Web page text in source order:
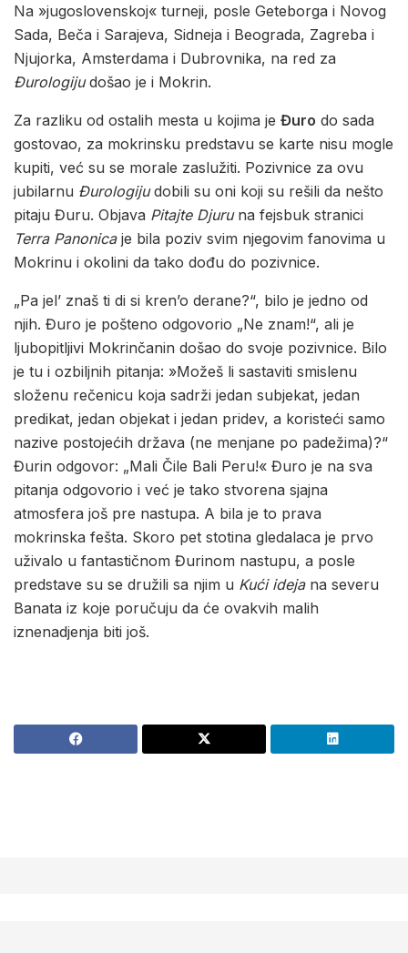
Na »jugoslovenskoj« turneji, posle Geteborga i Novog
Sada, Beča i Sarajeva, Sidneja i Beograda, Zagreba i
Njujorka, Amsterdama i Dubrovnika, na red za
Đurologijudošao je i Mokrin.
Za razliku od ostalih mesta u kojima je Đuro do sada
gostovao, za mokrinsku predstavu se karte nisu mogle
kupiti, već su se morale zaslužiti. Pozivnice za ovu
jubilarnu Đurologijudobili su oni koji su rešili da nešto
pitaju Đuru. Objava Pitajte Djuruna fejsbuk stranici
Terra Panonicaje bila poziv svim njegovim fanovima u
Mokrinu i okolini da tako dođu do pozivnice.
„Pa jel’ znaš ti di si kren’o derane?“, bilo je jedno od
njih. Đuro je pošteno odgovorio „Ne znam!“, ali je
ljubopitljivi Mokrinčanin došao do svoje pozivnice. Bilo
je tu i ozbiljnih pitanja: »Možeš li sastaviti smislenu
složenu rečenicu koja sadrži jedan subjekat, jedan
predikat, jedan objekat i jedan pridev, a koristeći samo
nazive postojećih država (ne menjane po padežima)?“
Đurin odgovor: „Mali Čile Bali Peru!« Đuro je na sva
pitanja odgovorio i već je tako stvorena sjajna
atmosfera još pre nastupa. A bila je to prava
mokrinska fešta. Skoro pet stotina gledalaca je prvo
uživalo u fantastičnom Đurinom nastupu, a posle
predstave su se družili sa njim u Kući idejana severu
Banata iz koje poručuju da će ovakvih malih
iznenadjenja biti još.